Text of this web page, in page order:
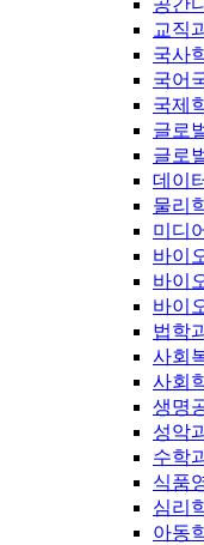
공간
교직
국사
국어
국제
글로
글로
데이
물리
미디
바이
바이
바이
법학
사회
사회
생명
성악
수학
식품
심리
아동